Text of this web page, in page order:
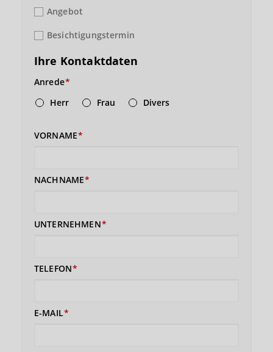
Angebot
Besichtigungstermin
Ihre Kontaktdaten
Anrede
Herr
Frau Divers
VORNAME
NACHNAME
UNTERNEHMEN
TELEFON
E-MAIL